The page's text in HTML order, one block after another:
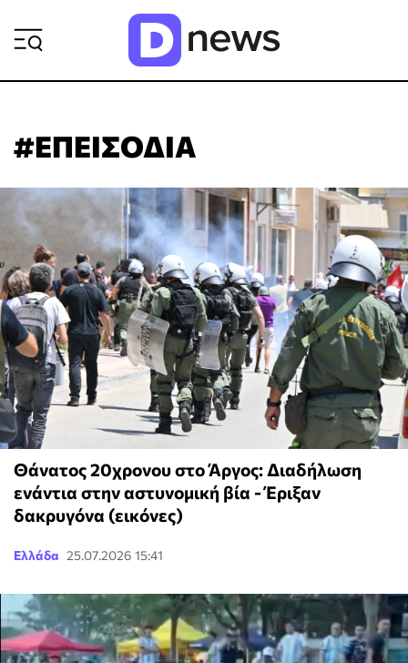
#ΕΠΕΙΣΟΔΙΑ
Θάνατος 20χρονου στο Άργος: Διαδήλωση
ενάντια στην αστυνομική βία - Έριξαν
δακρυγόνα (εικόνες)
Ελλάδα 25.07.2026 15:41